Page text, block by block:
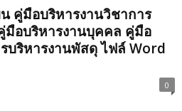
คู่มือบริหารงานวิชาการ
มือบริหารงานบุคคล คู่มือ
บริหารงานพัสดุ ไฟล์ Word
0